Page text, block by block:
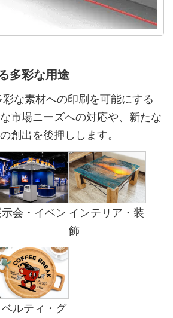
多彩な用途
な素材への印刷を可能にする
市場ニーズへの対応や、新たな
創出を後押しします。
示会・イベン インテリア・装
飾
ベルティ・グ